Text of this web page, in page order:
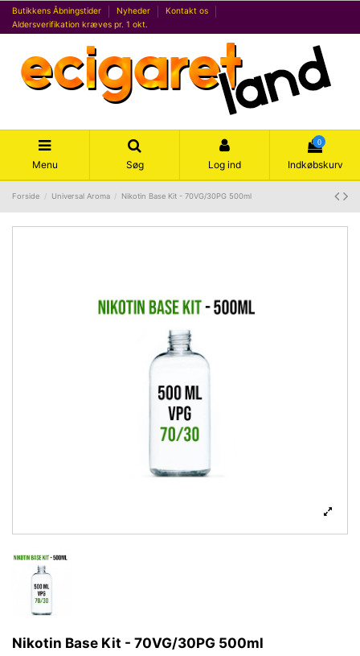
Butikkens Åbningstider Nyheder
Kontakt os
Aldersverifikation kræves pr. 1 okt.
Menu Søg Log ind
0
Indkøbskurv
Forside Universal Aroma Nikotin Base Kit - 70VG/30PG 500ml
Nikotin Base Kit - 70VG/30PG 500ml